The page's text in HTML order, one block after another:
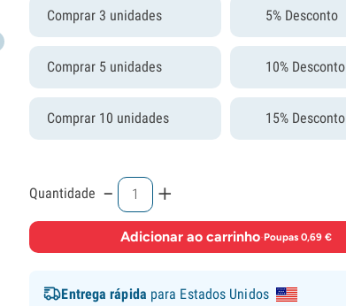
Comprar 3 unidades 5% Desconto
Comprar 5 unidades 10% Desconto
Comprar 10 unidades 15% Desconto
Quantidade - +
Adicionar ao carrinho·Poupas 0,69 €
Entrega rápida para Estados Unidos